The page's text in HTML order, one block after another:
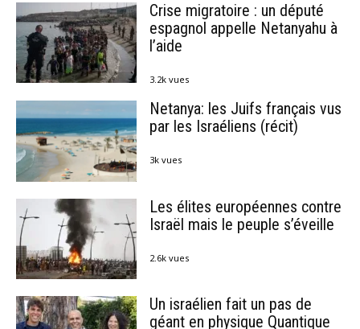
Crise migratoire : un député
espagnol appelle Netanyahu à
l’aide
3.2k vues
Netanya: les Juifs français vus
par les Israéliens (récit)
3k vues
Les élites européennes contre
Israël mais le peuple s’éveille
2.6k vues
Un israélien fait un pas de
géant en physique Quantique